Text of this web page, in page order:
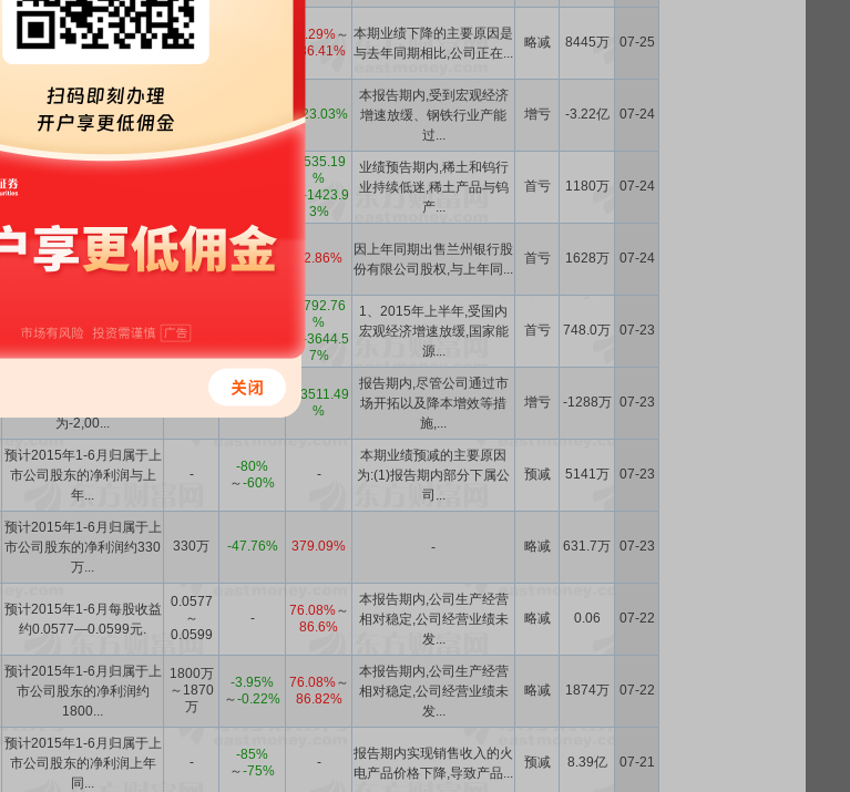
预计2015年1-6月归属于上
市公司股东的净利润盈
利:67...
6756万
～8022
83.29%～
136.41%
本期业绩下降的主要原因是
与去年同期相比,公司正在...
略减 8445万 07-25
预计2015年1-6月归属于上
市公司股东的净利润
为-1550...
-15.5亿 -223.03%
本报告期内,受到宏观经济
增速放缓、钢铁行业产能
过...
增亏 -3.22亿 07-24
预计2015年1-6月归属于上 -3600万
-1535.19
%
-1423.9
3%
业绩预告期内,稀土和钨行
业持续低迷,稀土产品与钨
产...
首亏 1180万 07-24
预计2015年1-6月归属于上
市公司股东的净利润
-5400万 -431.69% 32.86%
因上年同期出售兰州银行股
份有限公司股权,与上年同...
首亏 1628万 07-24
市公司股东的净利润
为-1500...
～-1500
万
%
-4792.76
%
-3644.5
7%
1、2015年上半年,受国内
宏观经济增速放缓,国家能
源...
首亏 748.0万 07-23
为-2,00...
-2000万 -55.23%
-13511.49
%
报告期内,尽管公司通过市
场开拓以及降本增效等措
施,...
增亏 -1288万 07-23
预计2015年1-6月归属于上
市公司股东的净利润与上
年...
-
-80%
～-60%
-
本期业绩预减的主要原因
为:(1)报告期内部分下属公
司...
预减 5141万 07-23
预计2015年1-6月归属于上
市公司股东的净利润约330
万...
330万 -47.76% 379.09% - 略减 631.7万 07-23
预计2015年1-6月每股收益
约0.0577—0.0599元.
0.0577
～
0.0599
- 76.08%～
86.6%
本报告期内,公司生产经营
相对稳定,公司经营业绩未
发...
略减 0.06 07-22
预计2015年1-6月归属于上
市公司股东的净利润约
1800...
1800万
～1870
万
-3.95%
～-0.22%
76.08%～
86.82%
本报告期内,公司生产经营
相对稳定,公司经营业绩未
发...
略减 1874万 07-22
预计2015年1-6月归属于上
市公司股东的净利润上年
同...
-
-85%
～-75%
-
报告期内实现销售收入的火
电产品价格下降,导致产品...
预减 8.39亿 07-21